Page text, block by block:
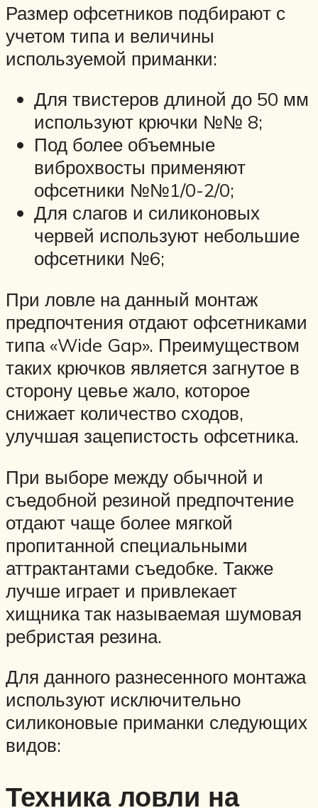
Размер офсетников подбирают с
учетом типа и величины
используемой приманки:
Для твистеров длиной до 50 мм
используют крючки №№ 8;
Под более объемные
виброхвосты применяют
офсетники №№1/0-2/0;
Для слагов и силиконовых
червей используют небольшие
офсетники №6;
При ловле на данный монтаж
предпочтения отдают офсетниками
типа «Wide Gap». Преимуществом
таких крючков является загнутое в
сторону цевье жало, которое
снижает количество сходов,
улучшая зацепистость офсетника.
При выборе между обычной и
съедобной резиной предпочтение
отдают чаще более мягкой
пропитанной специальными
аттрактантами съедобке. Также
лучше играет и привлекает
хищника так называемая шумовая
ребристая резина.
Для данного разнесенного монтажа
используют исключительно
силиконовые приманки следующих
видов:
Техника ловли на